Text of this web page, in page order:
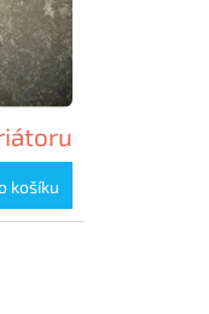
košíku